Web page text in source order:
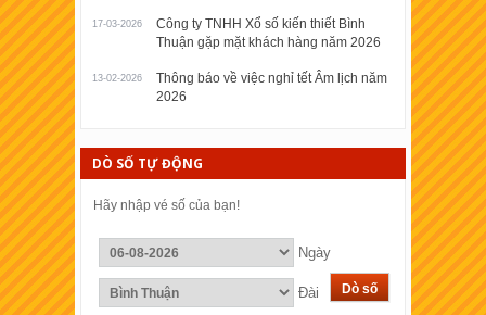
17-03-2026
Công ty TNHH Xổ số kiến thiết Bình
Thuận gặp mặt khách hàng năm 2026
13-02-2026
Thông báo về việc nghỉ tết Âm lịch năm
2026
DÒ SỐ TỰ ĐỘNG
Hãy nhập vé số của bạn!
Ngày
Đài